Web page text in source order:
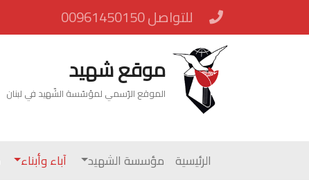
للتواصل 00961450150
موقع شهيد
الموقع الرّسمي لمؤسّسة الشّهيد في لبنان
الرئيسية مؤسسة الشهيد آباء وأبناء